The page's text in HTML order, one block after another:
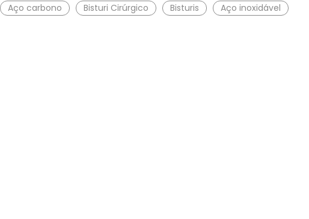
Aço carbono Bisturi Cirúrgico Bisturis Aço inoxidável